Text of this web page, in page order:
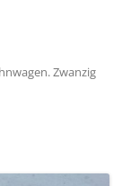
Zwanzig